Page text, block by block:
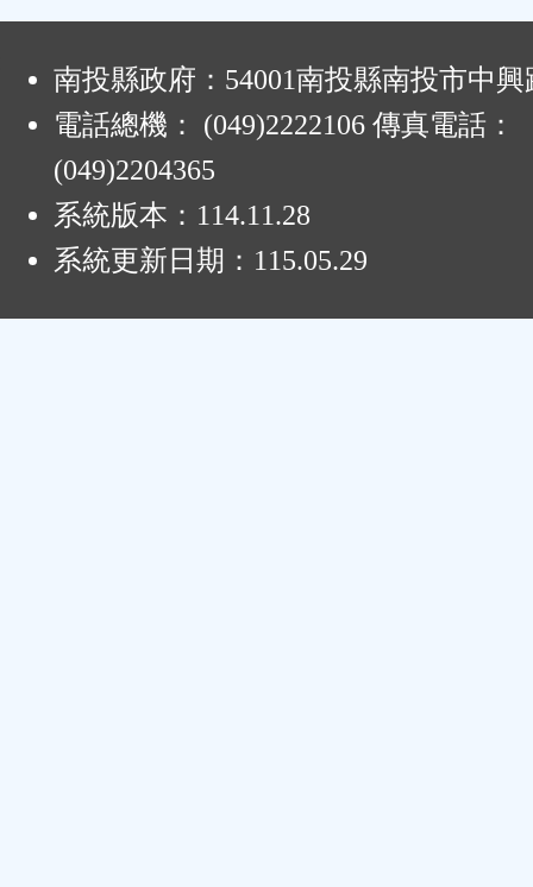
南投縣政府：54001南投縣南投市中興
電話總機： (049)2222106 傳真電話：
(049)2204365
系統版本： 114.11.28
系統更新日期： 115.05.29